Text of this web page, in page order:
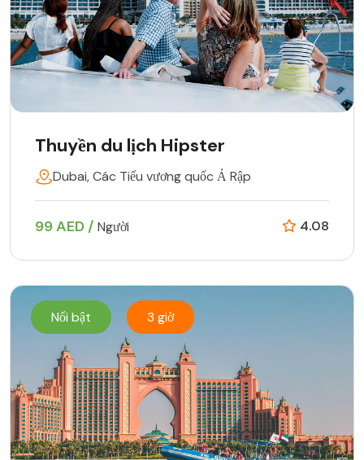
Thuyền du lịch Hipster
Dubai, Các Tiểu vương quốc Ả Rập
99 AED / Người 4.08
Nổi bật 3 giờ